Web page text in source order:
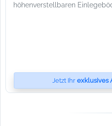
höhenverstellbaren
Jetzt Ihr exklusives